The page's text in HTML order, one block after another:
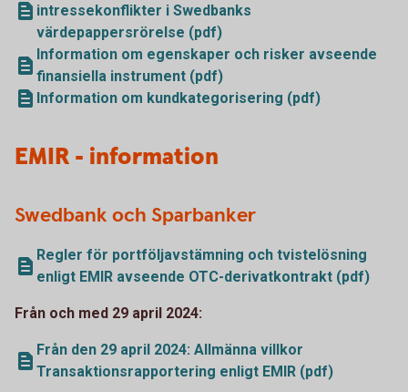
intressekonflikter i Swedbanks
värdepappersrörelse (pdf)
Information om egenskaper och risker avseende
finansiella instrument (pdf)
Information om kundkategorisering (pdf)
EMIR - information
Swedbank och Sparbanker
Regler för portföljavstämning och tvistelösning
enligt EMIR avseende OTC-derivatkontrakt (pdf)
Från och med 29 april 2024:
Från den 29 april 2024: Allmänna villkor
Transaktionsrapportering enligt EMIR (pdf)